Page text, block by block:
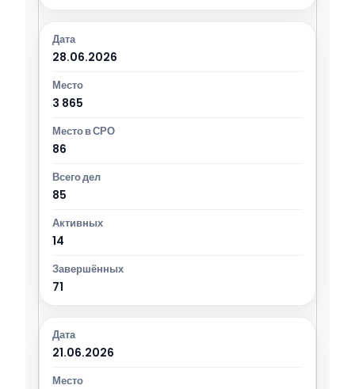
28.06.2026
3 865
86
85
14
71
21.06.2026